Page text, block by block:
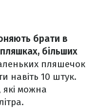
брати в
більших
пляшечок
навіть 10 штук.
які можна